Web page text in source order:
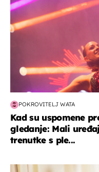
POKROVITELJ WATA
Kad su uspomene
gledanje: Mali
trenutke s ple...
moda & ljepota